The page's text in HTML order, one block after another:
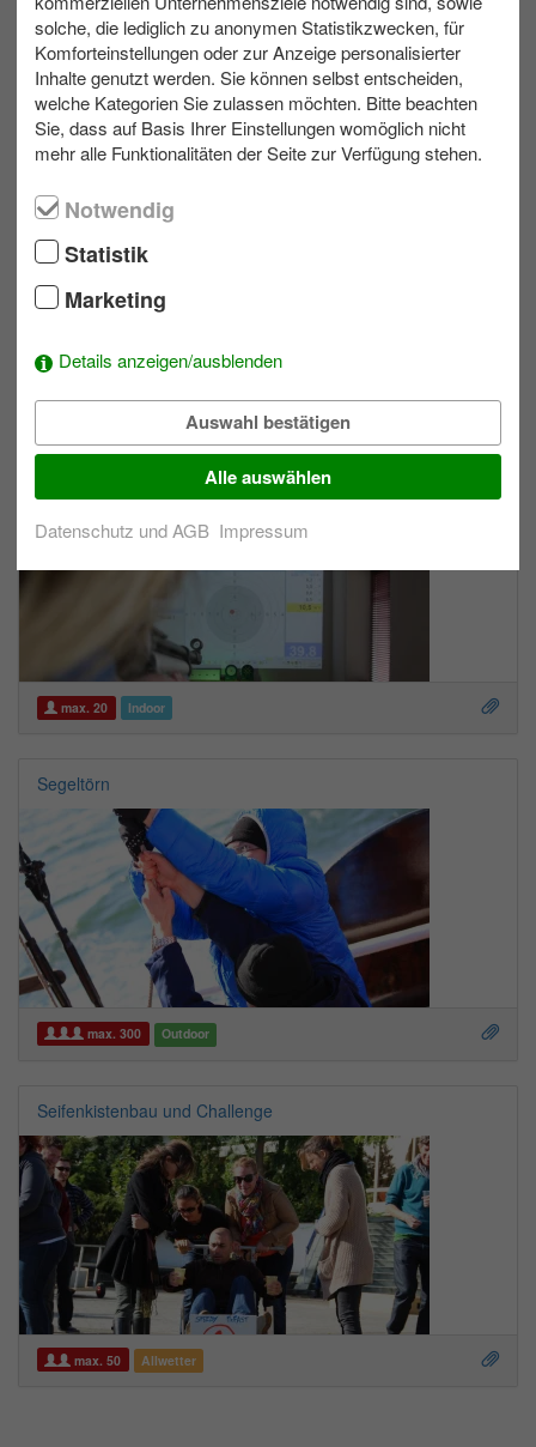
max. 100 Outdoor
GPS-Orientierungstour
Präzisions-Laserschießen
max. 20 Indoor
Segeltörn
max. 300 Outdoor
Seifenkistenbau und Challenge
max. 50 Allwetter
solche, die lediglich zu anonymen Statistikzwecken, für
Komforteinstellungen oder zur Anzeige personalisierter
Inhalte genutzt werden. Sie können selbst entscheiden,
welche Kategorien Sie zulassen möchten. Bitte beachten
Sie, dass auf Basis Ihrer Einstellungen womöglich nicht
mehr alle Funktionalitäten der Seite zur Verfügung stehen.
Notwendig
Statistik
Marketing
Details anzeigen/ausblenden
Auswahl bestätigen
Alle auswählen
Datenschutz und AGB Impressum